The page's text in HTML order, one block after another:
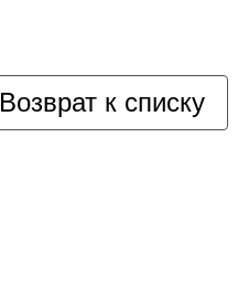
Возврат к списку